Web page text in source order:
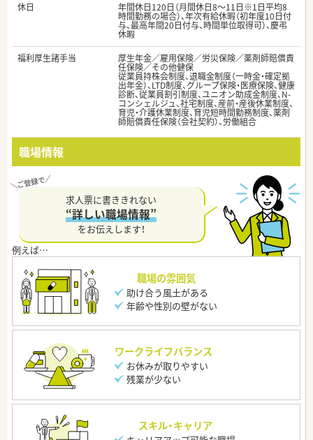
休日
年間休日120日（月間休日8～11日※1日平均8
時間勤務の場合）、年次有給休暇（初年度10日付
与、最高年間20日付与、時間単位取得可）、慶弔
休暇
福利厚生諸手当
厚生年金／雇用保険／労災保険／薬剤師賠償責
任保険／その他健保
従業員持株会制度、退職金制度（一時金・確定拠
出年金）、LTD制度、グループ保険・医療保険、健康
診断、従業員割引制度、ユニオン助成金制度、N-
コンシェルジュ、社宅制度、産前・産後休業制度、
育児・介護休業制度、育児短時間勤務制度、薬剤
師賠償責任保険（会社契約）、労働組合
職場情報
求人票に書ききれない
“詳しい職場情報”
をお伝えします！
職場の雰囲気
助け合う風土がある
年齢や性別の壁がない
ワークライフバランス
お休みが取りやすい
残業が少ない
スキル・キャリア